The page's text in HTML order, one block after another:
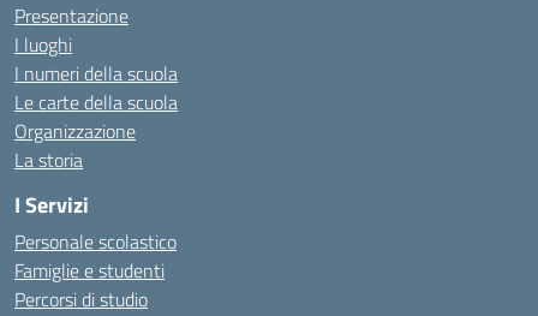
Presentazione
I luoghi
I numeri della scuola
Le carte della scuola
Organizzazione
La storia
I Servizi
Personale scolastico
Famiglie e studenti
Percorsi di studio